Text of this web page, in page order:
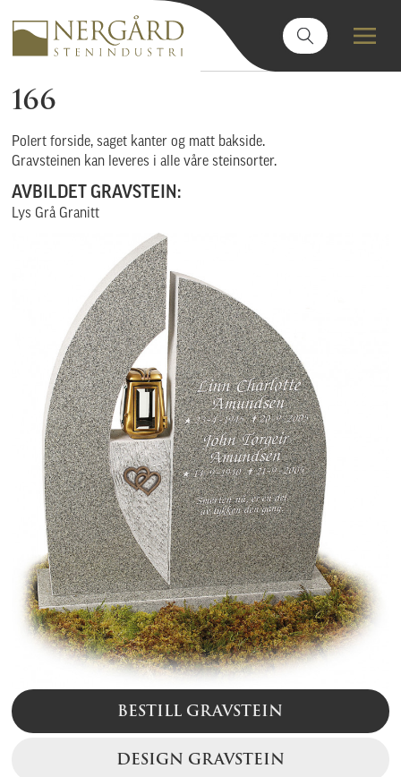
166
Polert forside, saget kanter og matt bakside.
Gravsteinen kan leveres i alle våre steinsorter.
AVBILDET GRAVSTEIN:
Lys Grå Granitt
BESTILL GRAVSTEIN
DESIGN GRAVSTEIN